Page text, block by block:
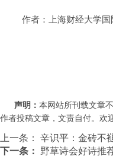
作者：上海财经大学国
声明： 本网站所刊载文章
作者投稿文章，文责自付。欢
上一条：
辛识平：金砖不
下一条：
野草诗会好诗推